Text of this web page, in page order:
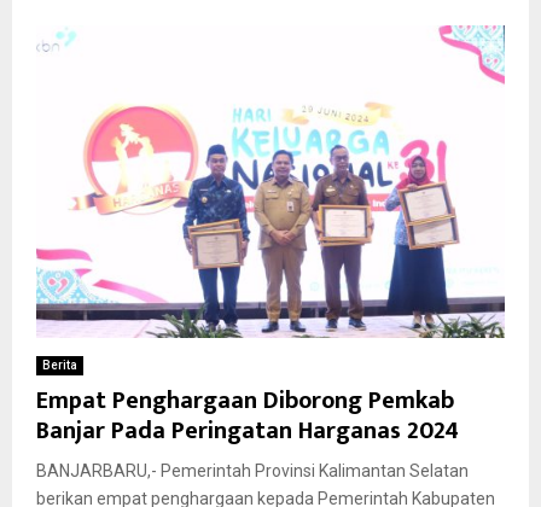
Berita
Empat Penghargaan Diborong Pemkab
Banjar Pada Peringatan Harganas 2024
BANJARBARU,- Pemerintah Provinsi Kalimantan Selatan
berikan empat penghargaan kepada Pemerintah Kabupaten